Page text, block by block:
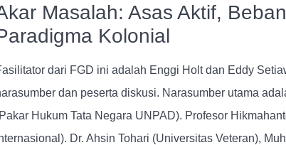
Masalah: Asas Aktif,
Kolonial
dari FGD ini adalah Enggi Holt dan Eddy
dan peserta diskusi. Narasumber utama
Hukum Tata Negara UNPAD). Profesor
Dr. Ahsin Tohari (Universitas Veteran),